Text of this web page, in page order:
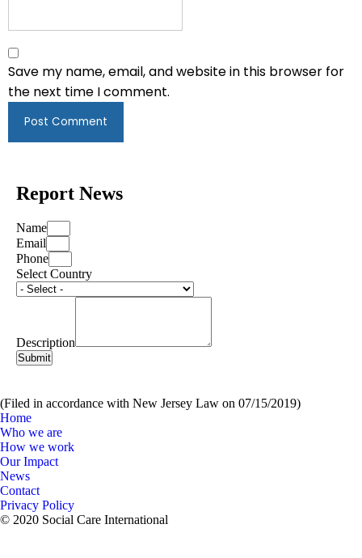
Save my name, email, and website in this browser for
the next time I comment.
Report News
Name
Email
Phone
Select Country
Description
Submit
(Filed in accordance with New Jersey Law on 07/15/2019)
Home
Who we are
How we work
Our Impact
News
Contact
Privacy Policy
© 2020 Social Care International